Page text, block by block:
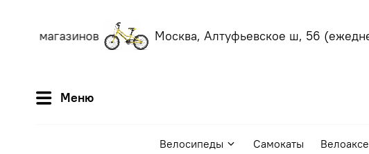
магазинов Москва, Алтуфьевское ш, 56
Меню
Велосипеды Самокаты